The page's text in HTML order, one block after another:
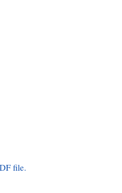
file.